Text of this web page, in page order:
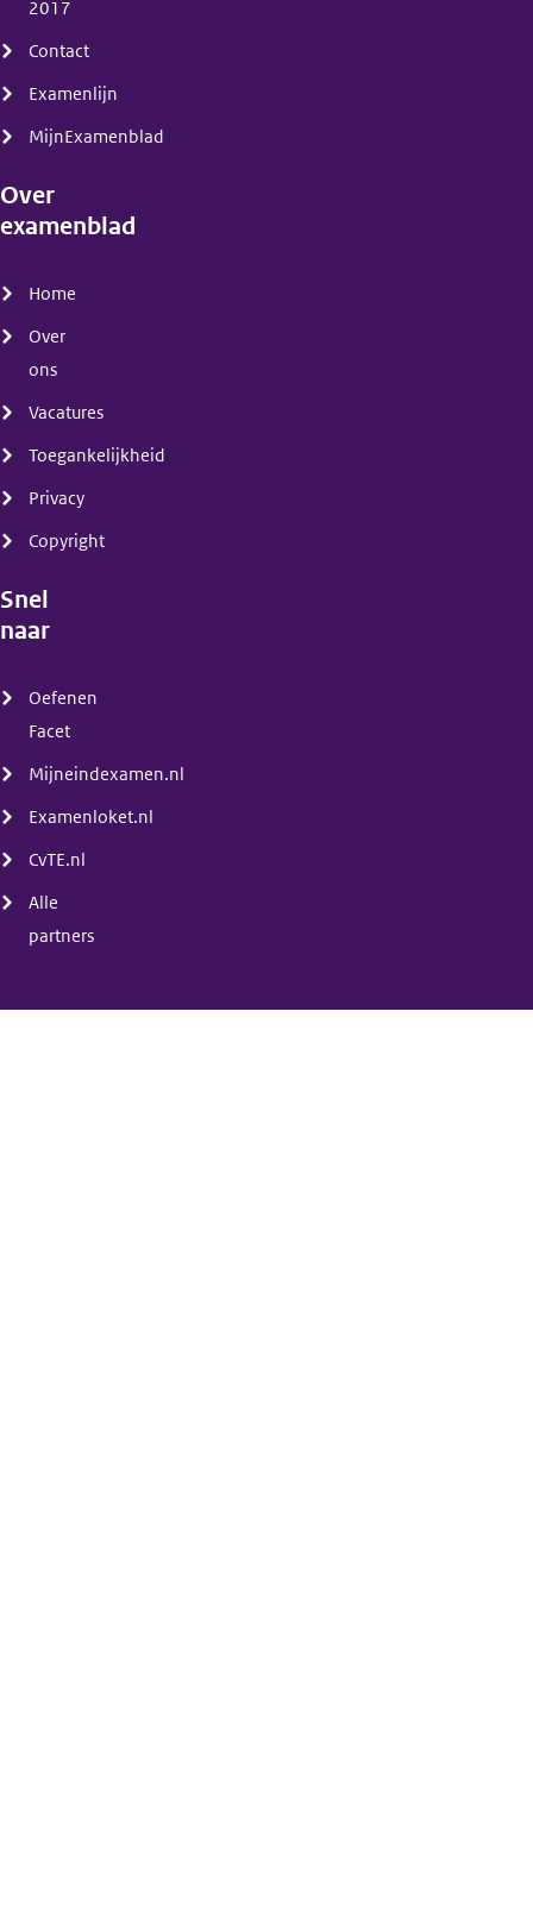
2017
Contact
Examenlijn
MijnExamenblad
Over
examenblad
Home
Over
ons
Vacatures
Toegankelijkheid
Privacy
Copyright
Snel
naar
Oefenen
Facet
Mijneindexamen.nl
Examenloket.nl
CvTE.nl
Alle
partners